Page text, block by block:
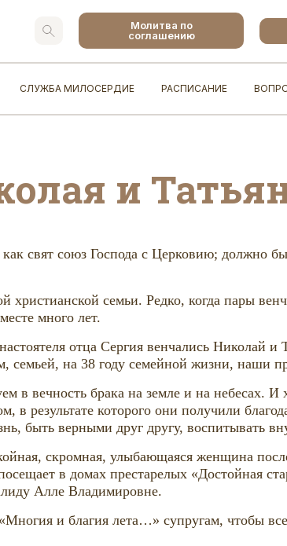
Молитва по
соглашению
СЛУЖБА МИЛОСЕРДИЕ РАСПИСАНИЕ
и
свят союз Господа с Церковию; должно
семьи. Редко, когда пары
много лет.
отца Сергия венчались Николай
семьей, на 38 году семейной жизни, наши
вечность брака на земле и на небесах. И
результате которого они получили
быть верными друг другу, воспитывать
скромная, улыбающаяся женщина
в домах престарелых «Достойная
Алле Владимировне.
и благия лета…» супругам, чтобы